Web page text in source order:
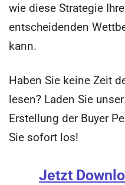
wie diese Strategie
entscheidenden
kann.
Haben Sie keine Zeit
lesen? Laden Sie
Erstellung der Buyer
Sie sofort los!
Jetzt